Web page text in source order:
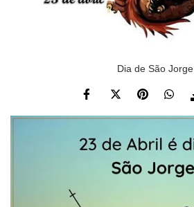
Dia de São Jorge